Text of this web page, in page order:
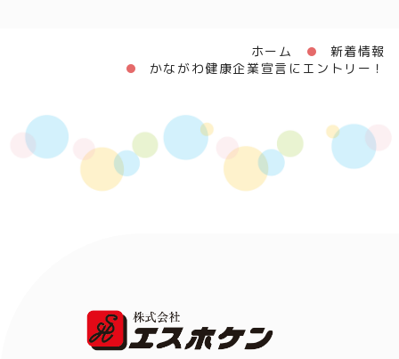
ホーム
新着情報
かながわ健康企業宣言にエントリー！